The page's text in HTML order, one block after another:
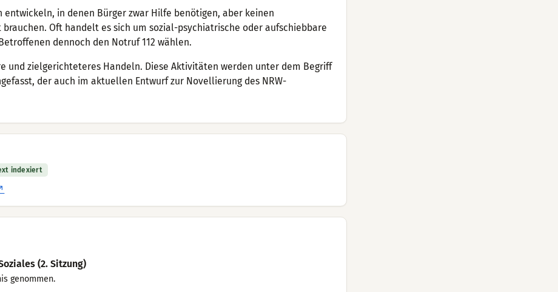
in denen Bürger zwar Hilfe benötigen, aber keinen
Oft handelt es sich um sozial-psychiatrische oder aufschiebbare
dennoch den Notruf 112 wählen.
und zielgerichteteres Handeln. Diese Aktivitäten werden unter dem Begriff
der auch im aktuellen Entwurf zur Novellierung des NRW-
indexiert
(2. Sitzung)
genommen.